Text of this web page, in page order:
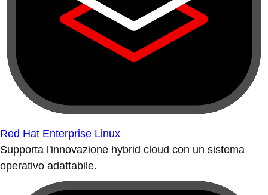
Red Hat Enterprise Linux
Supporta l'innovazione hybrid cloud con un sistema
operativo adattabile.